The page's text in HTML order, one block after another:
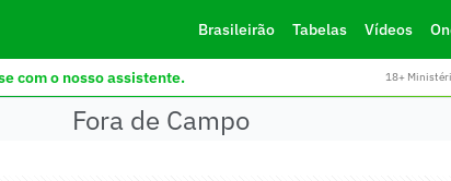
Brasileirão Tabelas Vídeos
com o nosso assistente. 18+
Fora de Campo